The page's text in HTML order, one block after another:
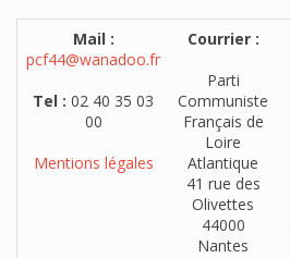
Mail :
pcf44@wanadoo.fr
Tel : 02 40 35 03
00
Mentions légales
Courrier :
Parti
Communiste
Français de
Loire
Atlantique
41 rue des
Olivettes
44000
Nantes